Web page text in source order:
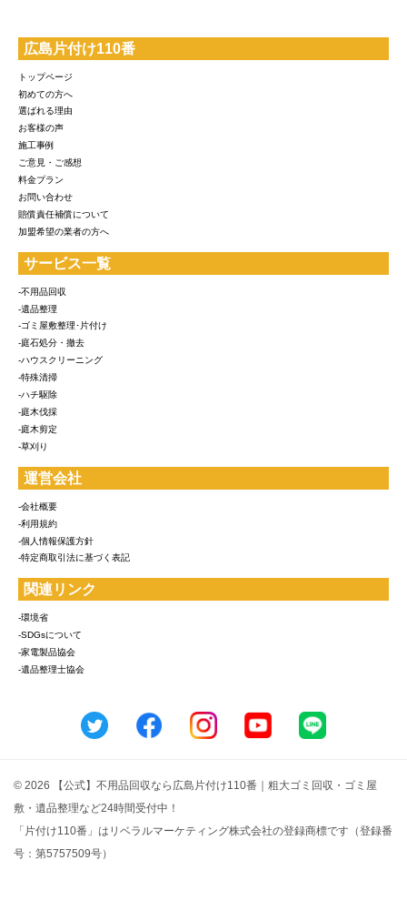
広島片付け110番
トップページ
初めての方へ
選ばれる理由
お客様の声
施工事例
ご意見・ご感想
料金プラン
お問い合わせ
賠償責任補償について
加盟希望の業者の方へ
サービス一覧
-不用品回収
-遺品整理
-ゴミ屋敷整理･片付け
-庭石処分・撤去
-ハウスクリーニング
-特殊清掃
-ハチ駆除
-庭木伐採
-庭木剪定
-草刈り
運営会社
-会社概要
-利用規約
-個人情報保護方針
-特定商取引法に基づく表記
関連リンク
-環境省
-SDGsについて
-家電製品協会
-遺品整理士協会
© 2026 【公式】不用品回収なら広島片付け110番｜粗大ゴミ回収・ゴミ屋
敷・遺品整理など24時間受付中！
「片付け110番」はリベラルマーケティング株式会社の登録商標です（登録番
号：第5757509号）